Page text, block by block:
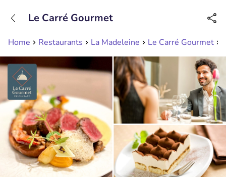
Available until 23:00
Home Restaurants La Madeleine Le Carré Gourmet
Le Carré Gourmet